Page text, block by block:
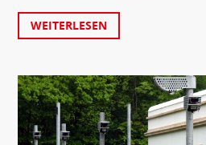
WEITERLESEN